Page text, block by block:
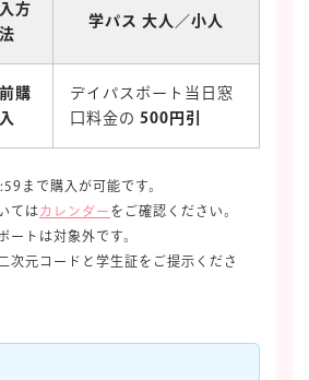
方
法
学パス 大人／小人
購
入
デイパスポート当日窓
口料金の 500円引
まで購入が可能です。
てはカレンダー をご確認ください。
トは対象外です。
次元コードと学生証をご提示くださ